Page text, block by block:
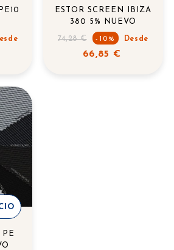
ESTOR SCREEN IBIZA
380 5% NUEVO
Precio
regular
74,28 € -10% Desde
66,85 €
PE